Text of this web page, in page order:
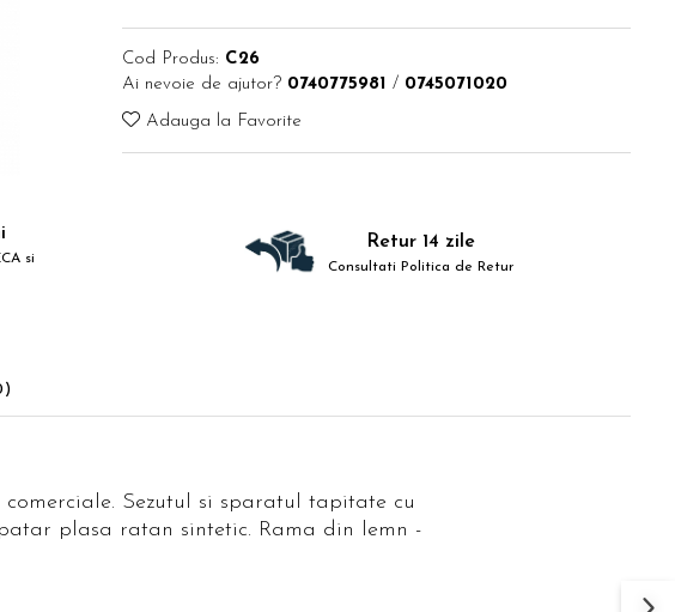
Cod Produs: C26
Ai nevoie de ajutor? 0740775981 / 0745071020
Adauga la Favorite
si
Retur 14 zile
Consultati Politica de Retur
Sezutul si sparatul tapitate cu
plasa ratan sintetic. Rama din lemn -